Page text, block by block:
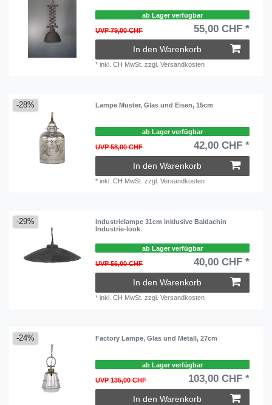
ab Lager verfügbar
UVP 79,00 CHF 55,00 CHF *
In den Warenkorb
*inkl. CH MwSt. zzgl.Versandkosten
-28% Lampe Muster, Glas und Eisen, 15cm
ab Lager verfügbar
UVP 58,00 CHF 42,00 CHF *
In den Warenkorb
*inkl. CH MwSt. zzgl.Versandkosten
-29%
Industrielampe 31cm inklusive Baldachin
Industrie-look
ab Lager verfügbar
UVP 56,00 CHF 40,00 CHF *
In den Warenkorb
*inkl. CH MwSt. zzgl.Versandkosten
-24% Factory Lampe, Glas und Metall, 27cm
ab Lager verfügbar
UVP 135,00 CHF 103,00 CHF *
In den Warenkorb